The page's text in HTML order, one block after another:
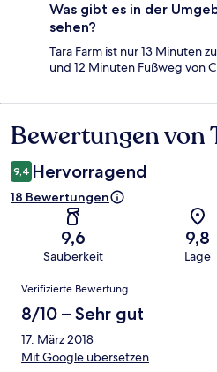
Was gibt es in der
sehen?
Tara Farm ist nur 13 Minuten
und 12 Minuten Fußweg von
Bewertungen
Bewertungen von
9,4 Hervorragend
18 Bewertungen
9,6
Sauberkeit
9,8
Lage
Bewertungen
Verifizierte Bewertung
8/10 – Sehr gut
17. März 2018
Mit Google übersetzen